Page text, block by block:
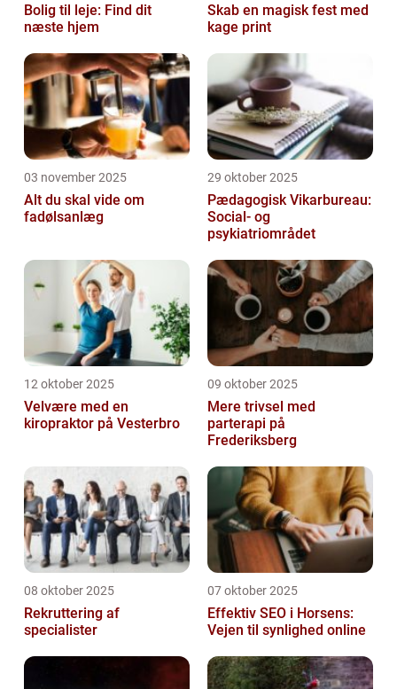
Bolig til leje: Find dit
næste hjem
Skab en magisk fest med
kage print
03 november 2025
Alt du skal vide om
fadølsanlæg
29 oktober 2025
Pædagogisk Vikarbureau:
Social- og
psykiatriområdet
12 oktober 2025
Velvære med en
kiropraktor på Vesterbro
09 oktober 2025
Mere trivsel med
parterapi på
Frederiksberg
08 oktober 2025
Rekruttering af
specialister
07 oktober 2025
Effektiv SEO i Horsens:
Vejen til synlighed online